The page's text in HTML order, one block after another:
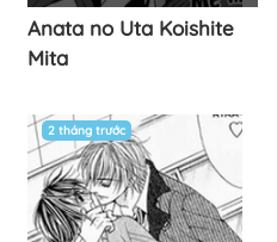
Anata no Uta Koishite
Mita
2 tháng trước